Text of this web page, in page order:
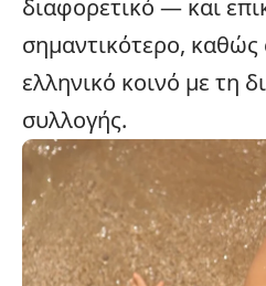
διαφορετικό — και
σημαντικότερο, καθώς
ελληνικό κοινό με τη
συλλογής.